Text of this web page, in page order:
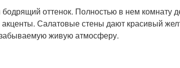
оттенок. Полностью в нем комнату
акценты. Салатовые стены дают красивый
живую атмосферу.